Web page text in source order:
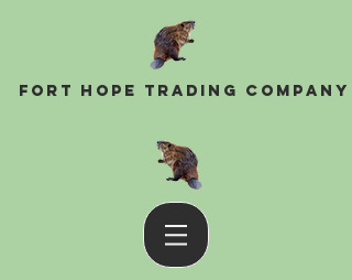
Fort Hope Trading Company